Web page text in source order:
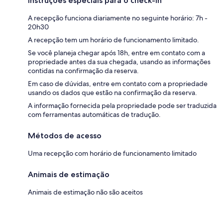
A recepção funciona diariamente no seguinte horário: 7h -
20h30
A recepção tem um horário de funcionamento limitado.
Se você planeja chegar após 18h, entre em contato com a
propriedade antes da sua chegada, usando as informações
contidas na confirmação da reserva.
Em caso de dúvidas, entre em contato com a propriedade
usando os dados que estão na confirmação da reserva.
A informação fornecida pela propriedade pode ser traduzida
com ferramentas automáticas de tradução.
Métodos de acesso
Uma recepção com horário de funcionamento limitado
Animais de estimação
Animais de estimação não são aceitos